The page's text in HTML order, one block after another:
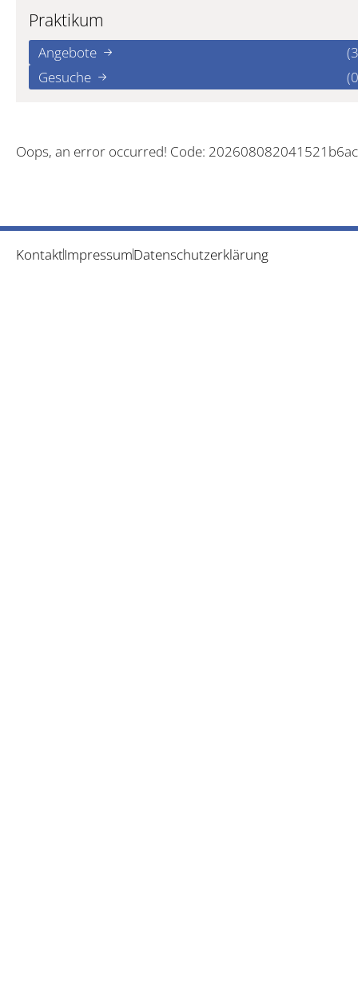
Praktikum
Angebote
Gesuche
Oops, an error occurred! Code:
KontaktImpressumDatenschutzerklärung